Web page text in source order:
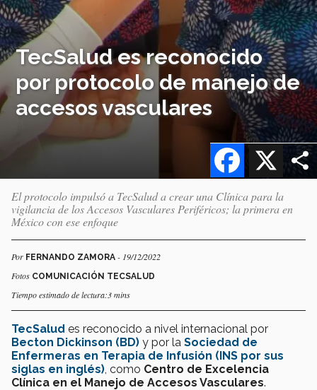
TecSalud es reconocido
por protocolo de manejo de
accesos vasculares
X
Facebook
El protocolo impulsó a TecSalud a crear una Clínica para la
vigilancia de los Accesos Vasculares Periféricos; la primera en
México con ese enfoque
Por FERNANDO ZAMORA - 19/12/2022
Fotos COMUNICACIÓN TECSALUD
Tiempo estimado de lectura:3 mins
TecSalud es reconocido a nivel internacional por
Becton Dickinson (BD) y por la Sociedad de
Enfermeras en Terapia de Infusión (INS por sus
siglas en inglés) , como Centro de Excelencia
Clínica en el Manejo de Accesos Vasculares.